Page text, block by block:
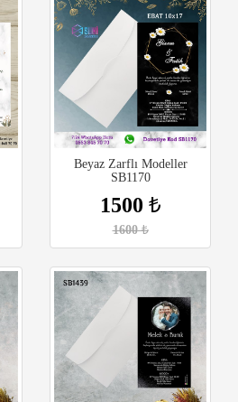
Beyaz Zarflı Modeller
SB1170
1500 ₺
1600₺